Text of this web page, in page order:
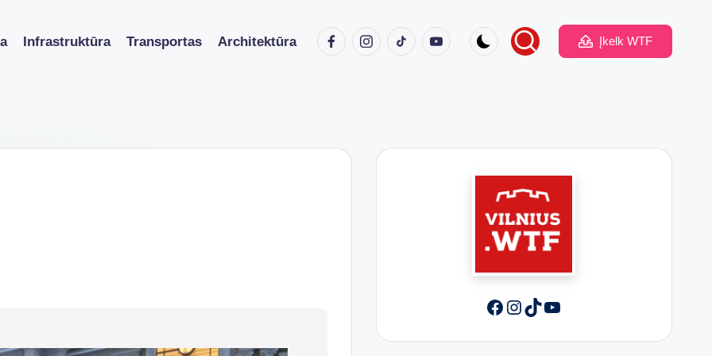
Infrastruktūra Transportas Architektūra FacebookInstagram
TikTokYoutube Įkelk WTF
Facebook
Instagram
TikTokYouTube